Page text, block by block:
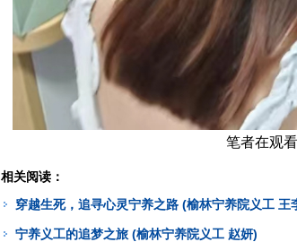
笔者在观
相关阅读：
穿越生死，追寻心灵宁养之路 (榆林宁养院义工 王
宁养义工的追梦之旅 (榆林宁养院义工 赵妍)